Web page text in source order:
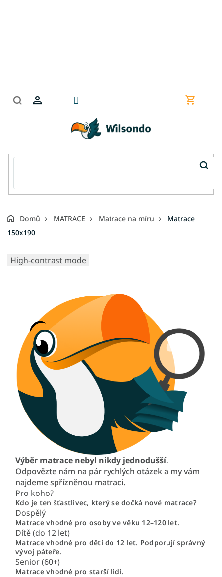
Nákupní
Domů MATRACE Matrace na míru
Matrace
150x190
High-contrast mode
Výběr matrace nebyl nikdy jednodušší.
Odpovězte nám na pár rychlých otázek a my vám
najdeme spřízněnou matraci.
Pro koho?
Kdo je ten šťastlivec, který se dočká nové matrace?
Dospělý
Matrace vhodné pro osoby ve věku 12–120 let.
Dítě (do 12 let)
Matrace vhodné pro děti do 12 let. Podporují správný
vývoj páteře.
Senior (60+)
Matrace vhodné pro starší lidi.